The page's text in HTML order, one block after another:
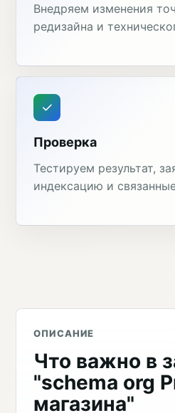
Внедряем изменения
редизайна и
Проверка
Тестируем результат,
индексацию и
ОПИСАНИЕ
Что важно в
"schema org
магазина"